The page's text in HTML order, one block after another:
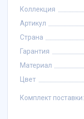
Коллекция
Артикул
Страна
Гарантия
Материал
Цвет
Комплект поставки: